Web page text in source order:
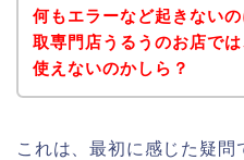
何もエラーなど起きない
取専門店うるうのお店で
使えないのかしら？
これは、最初に感じた疑問